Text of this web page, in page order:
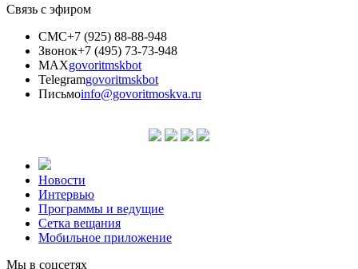
Связь с эфиром
СМС+7 (925) 88-88-948
Звонок+7 (495) 73-73-948
MAXgovoritmskbot
Telegramgovoritmskbot
Письмоinfo@govoritmoskva.ru
Новости
Интервью
Программы и ведущие
Сетка вещания
Мобильное приложение
Мы в соцсетях